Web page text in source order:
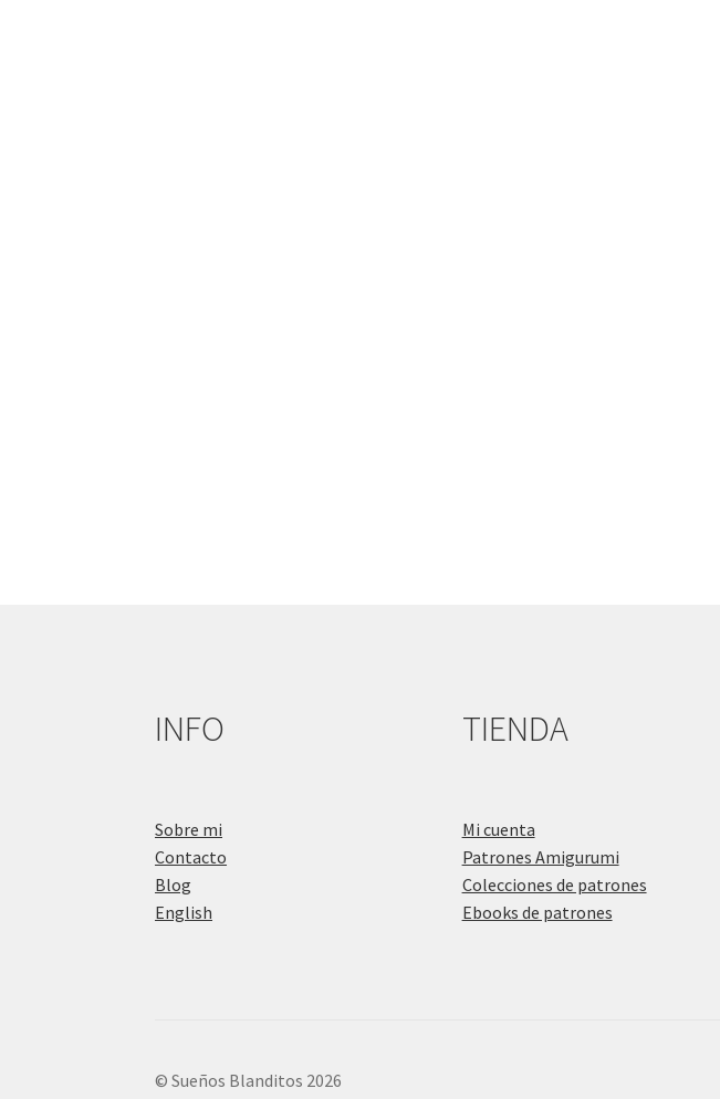
INFO
Sobre mi
Contacto
Blog
English
TIENDA
Mi cuenta
Patrones Amigurumi
Colecciones de patrones
Ebooks de patrones
© Sueños Blanditos 2026